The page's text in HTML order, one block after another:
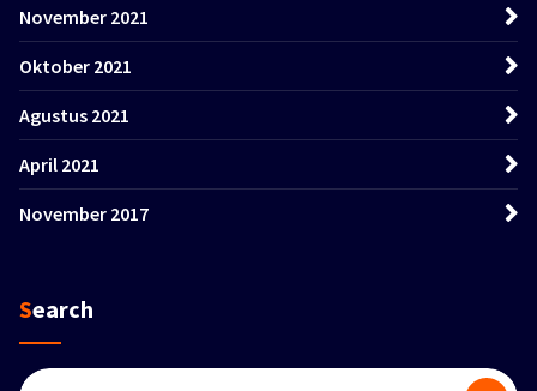
November 2021
Oktober 2021
Agustus 2021
April 2021
November 2017
Search
Pencarian